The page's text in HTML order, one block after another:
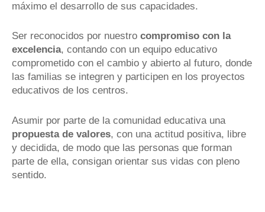
máximo el desarrollo de sus capacidades.
Ser reconocidos por nuestro compromiso con la
excelencia, contando con un equipo educativo
comprometido con el cambio y abierto al futuro, donde
las familias se integren y participen en los proyectos
educativos de los centros.
Asumir por parte de la comunidad educativa una
propuesta de valores, con una actitud positiva, libre
y decidida, de modo que las personas que forman
parte de ella, consigan orientar sus vidas con pleno
sentido.